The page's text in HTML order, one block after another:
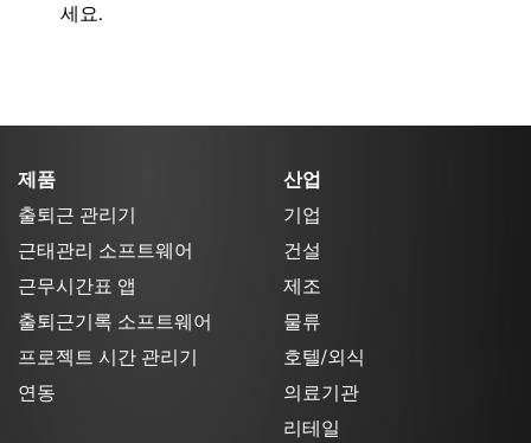
세요.
제품
출퇴근 관리기
근태관리 소프트웨어
근무시간표 앱
출퇴근기록 소프트웨어
프로젝트 시간 관리기
연동
산업
기업
건설
제조
물류
호텔/외식
의료기관
리테일